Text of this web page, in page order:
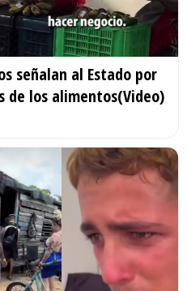
señalan al Estado por
de los alimentos(Video)